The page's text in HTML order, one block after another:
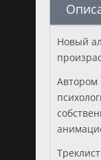
Новый
Автором